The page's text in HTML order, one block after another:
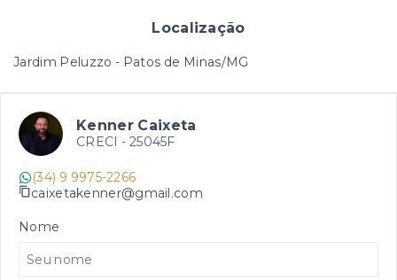
Localização
Jardim Peluzzo - Patos de Minas/MG
Kenner Caixeta
CRECI - 25045F
(34) 9 9975-2266
caixetakenner@gmail.com
Nome